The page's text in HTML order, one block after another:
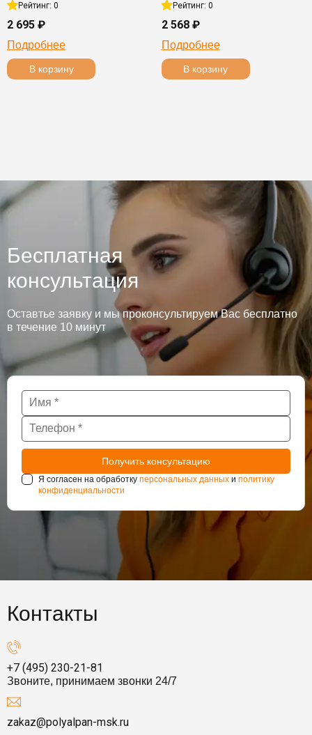
Рейтинг: 0
2 695 ₽
Подробнее
В корзину
Рейтинг: 0
2 568 ₽
Подробнее
В корзину
Бесплатная
консультация
Оставтье заявку и мы проконсультируем Вас бесплатно
в течение 10 минут
Я согласен на обработку персональных данных и политику
конфиденциальности
Контакты
+7 (495) 230-21-81
Звоните, принимаем звонки 24/7
zakaz@polyalpan-msk.ru